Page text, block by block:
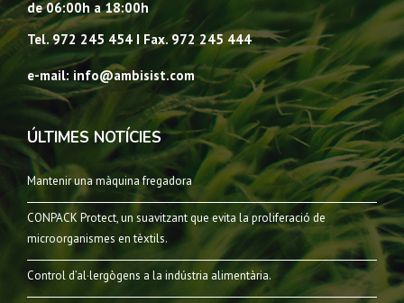
de 06:00h a 18:00h
Tel. 972 245 454 I Fax. 972 245 444
e-mail: info@ambisist.com
ÚLTIMES NOTÍCIES
Mantenir una màquina fregadora
CONPACK Protect, un suavitzant que evita la proliferació de
microorganismes en tèxtils.
Control d’al·lergògens a la indústria alimentària.